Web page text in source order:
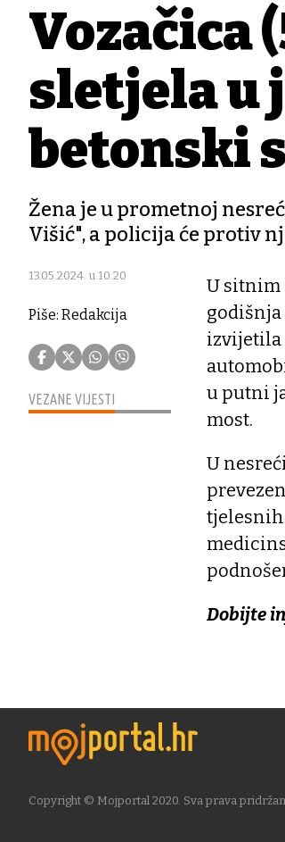
Vozačica
sletjela u
betonski
Žena je u prometnoj
Višić", a policija će protiv
13.05.2024. u 10:20
Piše: Redakcija
VEZANE VIJESTI
U sitnim
godišnja
izvijetila
u putni
most.
U
tjelesnih
Dobijte
Copyright © Mojportal 2020. Sva prava